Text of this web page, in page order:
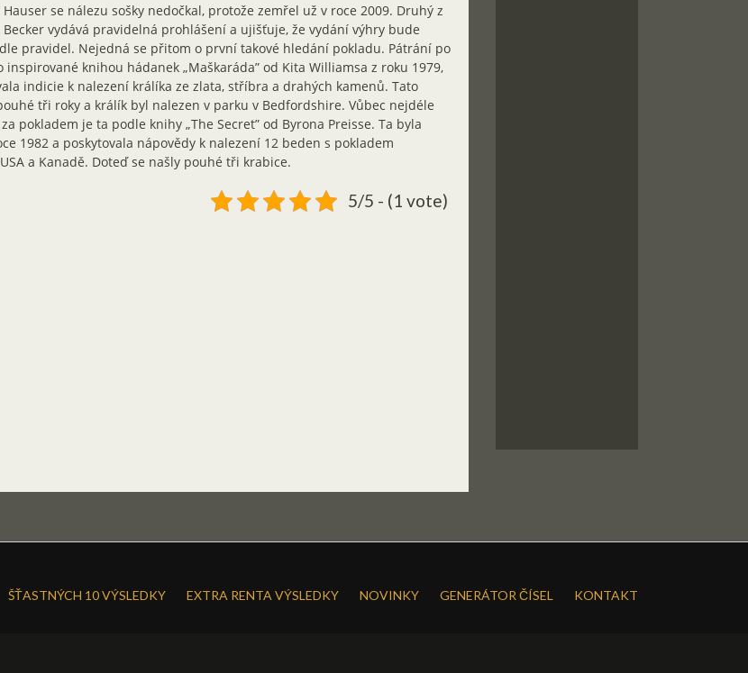
Hauser se nálezu sošky nedočkal, protože zemřel už v roce 2009. Druhý z
vydává pravidelná prohlášení a ujišťuje, že vydání výhry bude
pravidel. Nejedná se přitom o první takové hledání pokladu. Pátrání po
inspirované knihou hádanek „Maškaráda” od Kita Williamsa z roku 1979,
indicie k nalezení králíka ze zlata, stříbra a drahých kamenů. Tato
tři roky a králík byl nalezen v parku v Bedfordshire. Vůbec nejdéle
pokladem je ta podle knihy „The Secret” od Byrona Preisse. Ta byla
1982 a poskytovala nápovědy k nalezení 12 beden s pokladem
a Kanadě. Doteď se našly pouhé tři krabice.
5/5 - (1 vote)
ŠŤASTNÝCH 10 VÝSLEDKY EXTRA RENTA VÝSLEDKY NOVINKY GENERÁTOR ČÍSEL
KONTAKT